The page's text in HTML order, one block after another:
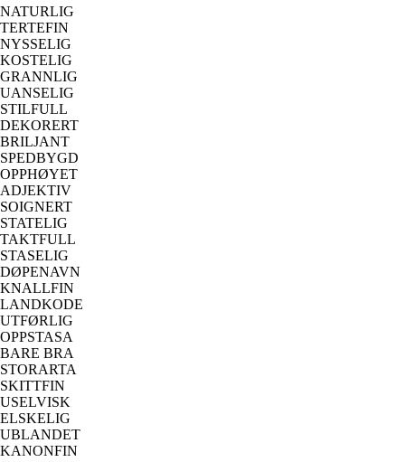
NATURLIG
TERTEFIN
NYSSELIG
KOSTELIG
GRANNLIG
UANSELIG
STILFULL
DEKORERT
BRILJANT
SPEDBYGD
OPPHØYET
ADJEKTIV
SOIGNERT
STATELIG
TAKTFULL
STASELIG
DØPENAVN
KNALLFIN
LANDKODE
UTFØRLIG
OPPSTASA
BARE BRA
STORARTA
SKITTFIN
USELVISK
ELSKELIG
UBLANDET
KANONFIN